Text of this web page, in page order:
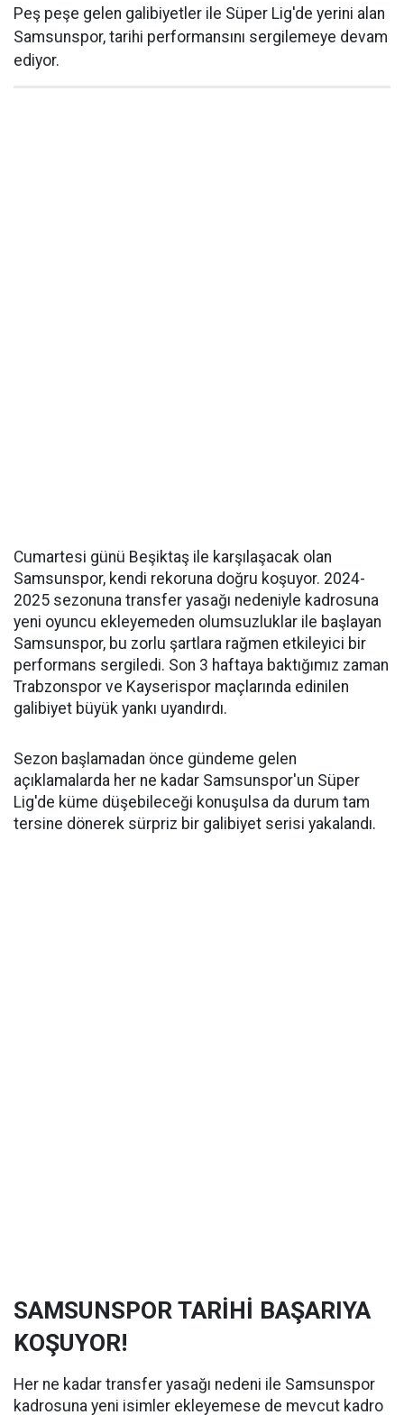
Peş peşe gelen galibiyetler ile Süper Lig'de yerini alan
Samsunspor, tarihi performansını sergilemeye devam
ediyor.
Cumartesi günü Beşiktaş ile karşılaşacak olan
Samsunspor, kendi rekoruna doğru koşuyor. 2024-
2025 sezonuna transfer yasağı nedeniyle kadrosuna
yeni oyuncu ekleyemeden olumsuzluklar ile başlayan
Samsunspor, bu zorlu şartlara rağmen etkileyici bir
performans sergiledi. Son 3 haftaya baktığımız zaman
Trabzonspor ve Kayserispor maçlarında edinilen
galibiyet büyük yankı uyandırdı.
Sezon başlamadan önce gündeme gelen
açıklamalarda her ne kadar Samsunspor'un Süper
Lig'de küme düşebileceği konuşulsa da durum tam
tersine dönerek sürpriz bir galibiyet serisi yakalandı.
SAMSUNSPOR TARİHİ BAŞARIYA
KOŞUYOR!
Her ne kadar transfer yasağı nedeni ile Samsunspor
kadrosuna yeni isimler ekleyemese de mevcut kadro